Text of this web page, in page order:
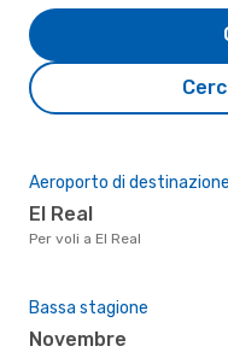
Aeroporto di destinazione
El Real
Per voli a El Real
Bassa stagione
novembre